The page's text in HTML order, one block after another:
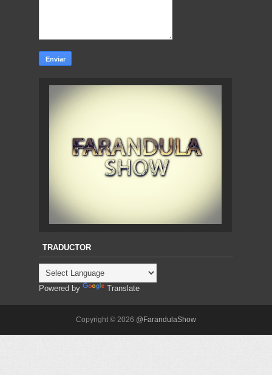
TRADUCTOR
Powered by Translate
Copyright © 2026 @FarandulaShow